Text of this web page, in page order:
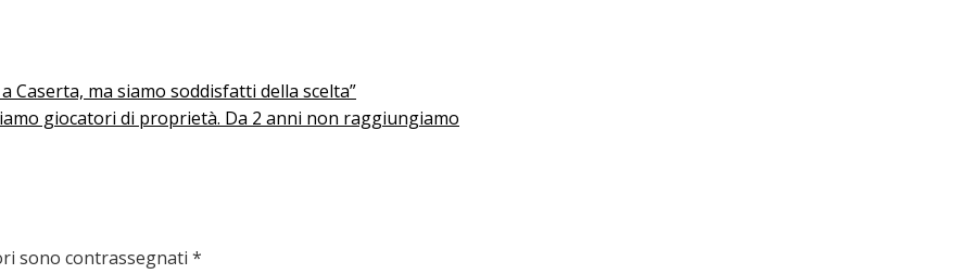
Caserta, ma siamo soddisfatti della scelta”
giocatori di proprietà. Da 2 anni non raggiungiamo
sono contrassegnati *